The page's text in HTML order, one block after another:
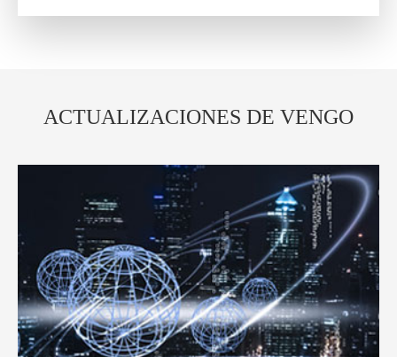
ACTUALIZACIONES DE VENGO